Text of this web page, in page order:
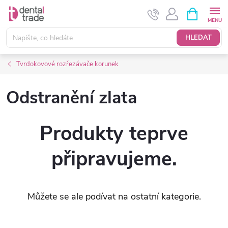
Přejít
obsah
HLEDAT
NÁKUPNÍ
KOŠÍK
Tvrdokovové rozřezávače korunek
Odstranění zlata
Produkty teprve
připravujeme.
Můžete se ale podívat na ostatní kategorie.